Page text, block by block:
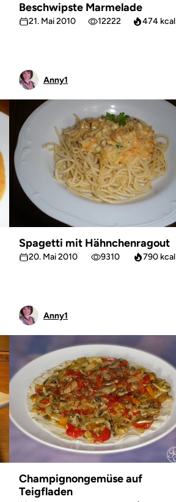
Beschwipste Marmelade
21. Mai 2010 12222 474 kcal
Anny1
Spagetti mit Hähnchenragout
20. Mai 2010 9310 790 kcal
Anny1
Champignongemüse auf
Teigfladen